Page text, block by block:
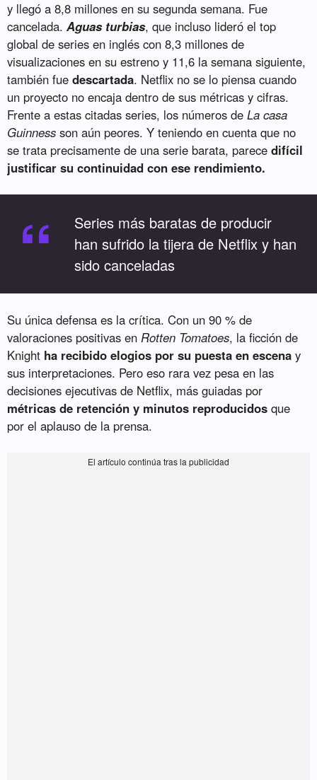
y llegó a 8,8 millones en su segunda semana. Fue
cancelada.Aguas turbias, que incluso lideró el top
global de series en inglés con 8,3 millones de
visualizaciones en su estreno y 11,6 la semana siguiente,
también fuedescartada. Netflix no se lo piensa cuando
un proyecto no encaja dentro de sus métricas y cifras.
Frente a estas citadas series, los números deLa casa
Guinness son aún peores. Y teniendo en cuenta que no
se trata precisamente de una serie barata, parecedifícil
justificar su continuidad con ese rendimiento.
“
Series más baratas de producir
han sufrido la tijera de Netflix y han
sido canceladas
Su única defensa es la crítica. Con un 90 % de
valoraciones positivas enRotten Tomatoes, la ficción de
Knight ha recibido elogios por su puesta en escena y
sus interpretaciones. Pero eso rara vez pesa en las
decisiones ejecutivas de Netflix, más guiadas por
métricas de retención y minutos reproducidos que
por el aplauso de la prensa.